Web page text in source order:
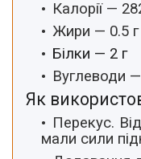
Калорії —
Жири — 0.5 г
Білки — 2 г
Вуглеводи
Як
Перекус.
мали сили